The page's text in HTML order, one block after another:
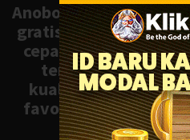
Anoboy adalah situs
gratis dengan
cepat, mirip
terbaru, ongoing,
kualitas HD tanpa
favoritmu dan
terbaik